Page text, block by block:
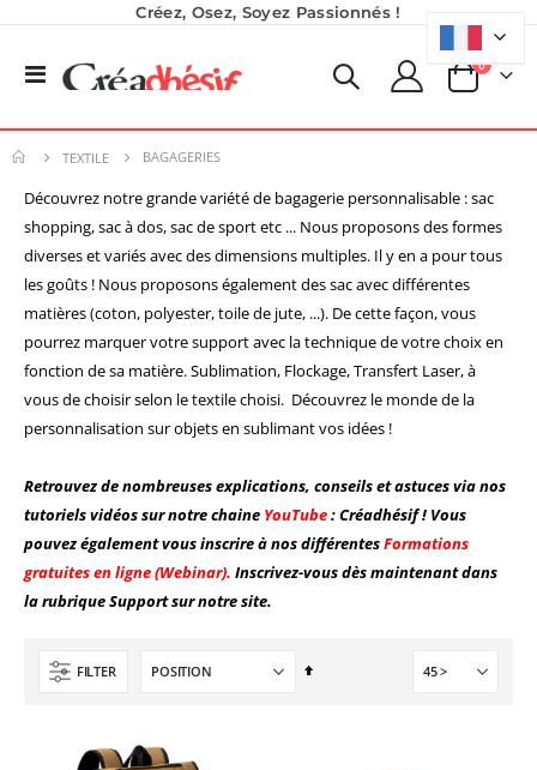
Créez, Osez, Soyez Passionnés !
Basculer
Panier
0produits
TEXTILE BAGAGERIES
Découvrez notre grande variété de bagagerie personnalisable : sac
shopping, sac à dos, sac de sport etc ... Nous proposons des formes
diverses et variés avec des dimensions multiples. Il y en a pour tous
les goûts ! Nous proposons également des sac avec différentes
matières (coton, polyester, toile de jute, ...). De cette façon, vous
pourrez marquer votre support avec la technique de votre choix en
fonction de sa matière. Sublimation, Flockage, Transfert Laser, à
vous de choisir selon le textile choisi. Découvrez le monde de la
personnalisation sur objets en sublimant vos idées !
Retrouvez de nombreuses explications, conseils et astuces via nos
tutoriels vidéos sur notre chaine YouTube: Créadhésif ! Vous
pouvez également vous inscrire à nos différentesFormations
gratuites en ligne (Webinar). Inscrivez-vous dès maintenant dans
la rubrique Support sur notre site.
FILTER
Par
Planche de Transfert DTF - Format A3 - 28 x 42 cm - Expédié en 6 heures
49,99 €
Rating:
289,00 €
Rating:
8 990,00 €
0,00 €